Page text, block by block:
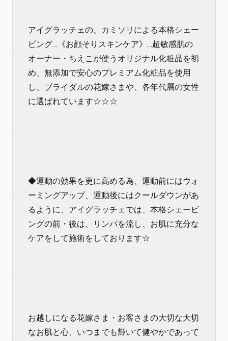
アイグラッチェの、カミソリによる本格シェー
ビング…《お顔そりスキンケア》…超敏感肌の
オーナー・ちえこが使うオリジナル化粧品を初
め、無添加で安心のプレミアム化粧品を使用
し、ブライダルの花嫁さまや、各年代層の女性
に選ばれています☆☆☆
◆運動の効果を更に高める為、運動前にはウォ
ーミングアップ、運動後にはクールダウンがあ
るように、アイグラッチェでは、本格シェービ
ングの前・後は、リンパを流し、お肌に充分な
ケアをして施術をしております☆
お越しになる花嫁さま・お客さまの大切な大切
なお肌と心、いつまでも輝いて健やかであって